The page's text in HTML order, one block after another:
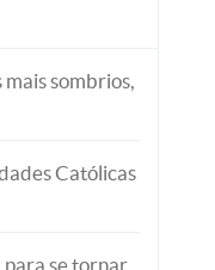
mais sombrios,
Católicas
para se tornar